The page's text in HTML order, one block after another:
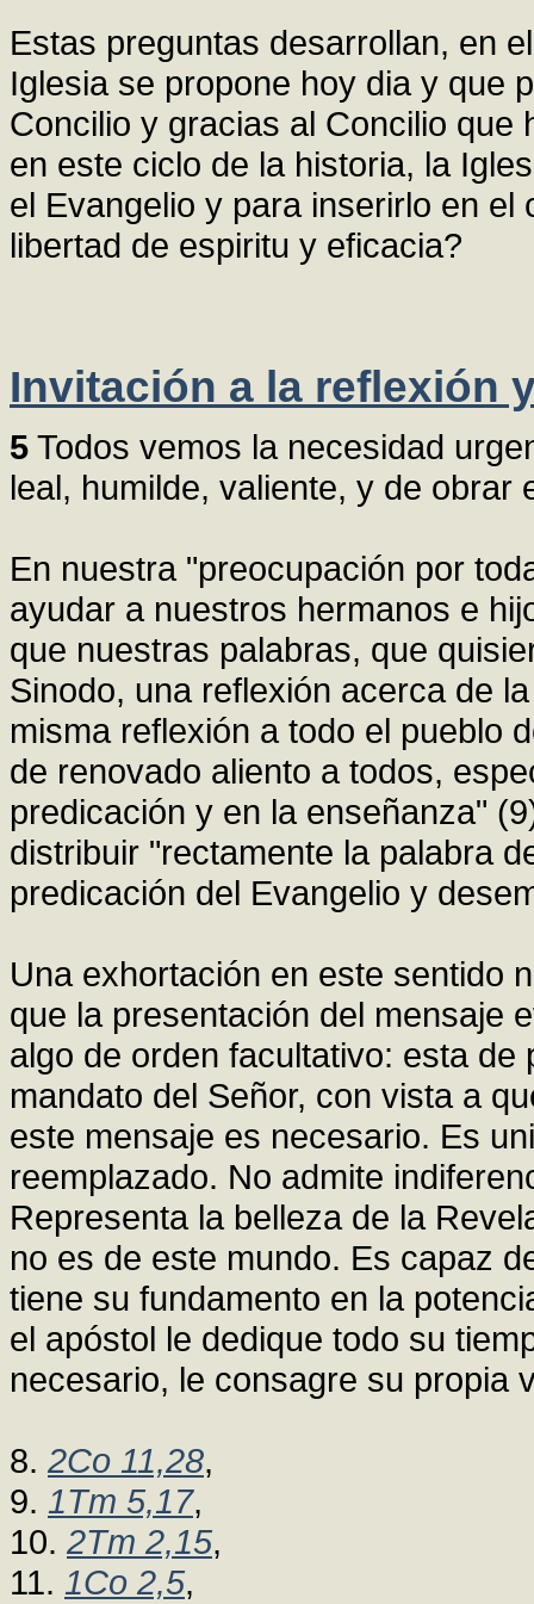
Estas preguntas desarrollan, en
Iglesia se propone hoy dia y que
Concilio y gracias al Concilio que
en este ciclo de la historia, la
el Evangelio y para inserirlo en
libertad de espiritu y eficacia?
Invitación a la reflexión
5 Todos vemos la necesidad
leal, humilde, valiente, y de obrar
En nuestra "preocupación por
ayudar a nuestros hermanos e
que nuestras palabras, que
Sinodo, una reflexión acerca de
misma reflexión a todo el pueblo
de renovado aliento a todos,
predicación y en la enseñanza"
distribuir "rectamente la palabra
predicación del Evangelio y
Una exhortación en este sentido
que la presentación del mensaje
algo de orden facultativo: esta
mandato del Señor, con vista a
este mensaje es necesario. Es
reemplazado. No admite
Representa la belleza de la
no es de este mundo. Es capaz
tiene su fundamento en la
el apóstol le dedique todo su
necesario, le consagre su propia
8. 2Co 11,28,
9. 1Tm 5,17,
10. 2Tm 2,15,
11. 1Co 2,5,